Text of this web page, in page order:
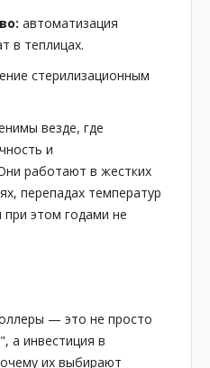
автоматизация
в теплицах.
стерилизационным
везде, где
и
работают в жестких
перепадах температур
этом годами не
— это не просто
а инвестиция в
их выбирают